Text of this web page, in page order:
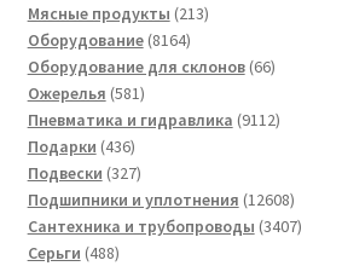
товар
Мясные продукты 213213
Оборудование 81648164
товара
Оборудование для склонов 6666
Ожерелья 581581
товар
Пневматика и гидравлика 91129112
Подарки 436436
товаров
Подвески 327327
товаров
Подшипники и уплотнения 1260812608
товаров
Сантехника и трубопроводы 34073407
Серьги 488488